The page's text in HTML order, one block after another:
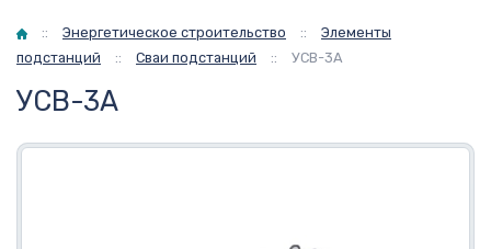
Главная
:: Энергетическое строительство ::
Элементы
подстанций
:: Сваи подстанций :: УСВ-3А
УСВ-3А